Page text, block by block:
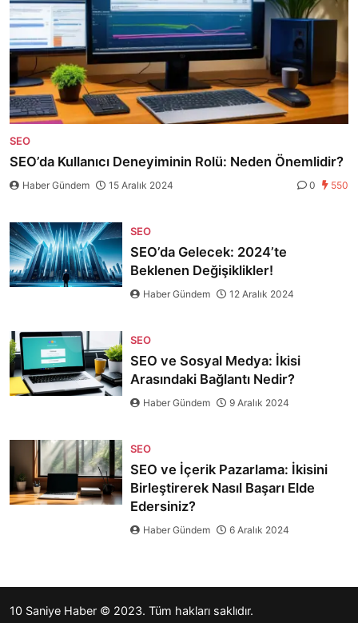
SEO
SEO’da Kullanıcı Deneyiminin Rolü: Neden Önemlidir?
Haber Gündem 15 Aralık 2024 0 550
SEO
SEO’da Gelecek: 2024’te
Beklenen Değişiklikler!
Haber Gündem 12 Aralık 2024
SEO
SEO ve Sosyal Medya: İkisi
Arasındaki Bağlantı Nedir?
Haber Gündem 9 Aralık 2024
SEO
SEO ve İçerik Pazarlama: İkisini
Birleştirerek Nasıl Başarı Elde
Edersiniz?
Haber Gündem 6 Aralık 2024
10 Saniye Haber © 2023. Tüm hakları saklıdır.